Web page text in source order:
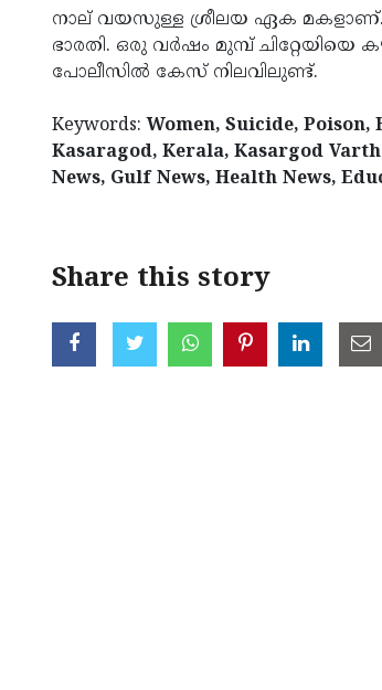
നാല് വയസുള്ള ശ്രീലയ ഏക മകളാണ്.
ഭാരതി. ഒരു വര്‍ഷം മുമ്പ്
പോലീസില്‍ കേസ് നിലവിലുണ്ട്.
Keywords: Women, Suicide,
Kasaragod, Kerala, Kasargod
News, Gulf News, Health News,
Share this story